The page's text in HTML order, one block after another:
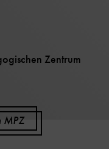
Zentrum
MPZ